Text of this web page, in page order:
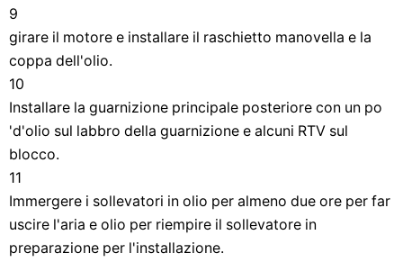
9
girare il motore e installare il raschietto manovella e la
coppa dell'olio.
10
Installare la guarnizione principale posteriore con un po
'd'olio sul labbro della guarnizione e alcuni RTV sul
blocco.
11
Immergere i sollevatori in olio per almeno due ore per far
uscire l'aria e olio per riempire il sollevatore in
preparazione per l'installazione.